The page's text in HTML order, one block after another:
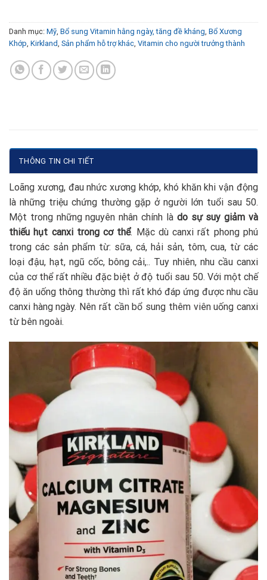
Danh mục: Mỹ, Bổ sung Vitamin hằng ngày, tăng đề kháng, Bổ Xương
Khớp, Kirkland, Sản phẩm hỗ trợ khác, Vitamin cho người trưởng thành
THÔNG TIN CHI TIẾT
Loãng xương, đau nhức xương khớp, khó khăn khi vận động
là những triệu chứng thường gặp ở người lớn tuổi sau 50.
Một trong những nguyên nhân chính là do sự suy giảm và
thiếu hụt canxi trong cơ thể. Mặc dù canxi rất phong phú
trong các sản phẩm từ: sữa, cá, hải sản, tôm, cua, từ các
loại đậu, hạt, ngũ cốc, bông cải,.. Tuy nhiên, nhu cầu canxi
của cơ thể rất nhiều đặc biệt ở độ tuổi sau 50. Với một chế
độ ăn uống thông thường thì rất khó đáp ứng được nhu cầu
canxi hàng ngày. Nên rất cần bổ sung thêm viên uống canxi
từ bên ngoài.